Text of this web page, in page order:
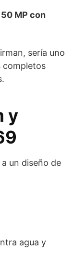
MP con
sería uno
completos
y
un diseño de
agua y